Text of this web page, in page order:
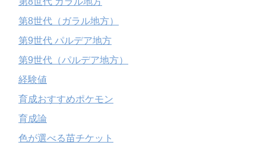
第8世代（ガラル地方）
第9世代 パルデア地方
第9世代（パルデア地方）
経験値
育成おすすめポケモン
育成論
色が選べる苗チケット